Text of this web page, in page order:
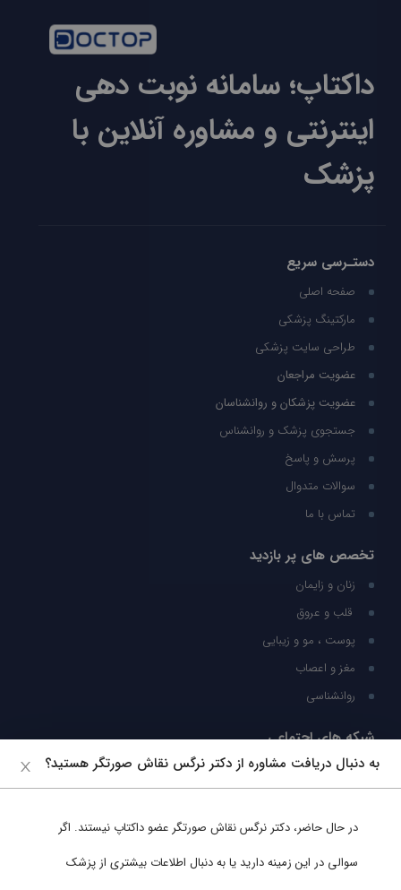
داکتاپ؛ سامانه نوبت دهی
اینترنتی و مشاوره آنلاین با
پزشک
دستـرسی سریع
صفحه اصلی
مارکتینگ پزشکی
طراحی سایت پزشکی
عضویت مراجعان
عضویت پزشکان و روانشناسان
جستجوی پزشک و روانشناس
پرسش و پاسخ
سوالات متدوال
تماس با ما
تخصص های پر بازدید
زنان و زایمان
قلب و عروق
پوست ، مو و زیبایی
مغز و اعصاب
روانشناسی
شبکه های اجتماعی
ما را در شبکه های اجتماعی دنبال کنید
به دنبال دریافت مشاوره از دکتر نرگس نقاش صورتگر هستید؟
در حال حاضر، دکتر نرگس نقاش صورتگر عضو داکتاپ نیستند. اگر
سوالی در این زمینه دارید یا به دنبال اطلاعات بیشتری از پزشک